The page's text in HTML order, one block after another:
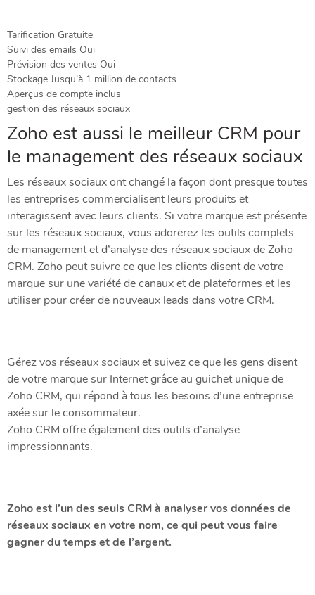
Tarification Gratuite
Suivi des emails Oui
Prévision des ventes Oui
Stockage Jusqu’à 1 million de contacts
Aperçus de compte inclus
gestion des réseaux sociaux
Zoho est aussi le meilleur CRM pour
le management des réseaux sociaux
Les réseaux sociaux ont changé la façon dont presque toutes
les entreprises commercialisent leurs produits et
interagissent avec leurs clients. Si votre marque est présente
sur les réseaux sociaux, vous adorerez les outils complets
de management et d’analyse des réseaux sociaux de Zoho
CRM. Zoho peut suivre ce que les clients disent de votre
marque sur une variété de canaux et de plateformes et les
utiliser pour créer de nouveaux leads dans votre CRM.
Gérez vos réseaux sociaux et suivez ce que les gens disent
de votre marque sur Internet grâce au guichet unique de
Zoho CRM, qui répond à tous les besoins d’une entreprise
axée sur le consommateur.
Zoho CRM offre également des outils d’analyse
impressionnants.
Zoho est l’un des seuls CRM à analyser vos données de
réseaux sociaux en votre nom, ce qui peut vous faire
gagner du temps et de l’argent.